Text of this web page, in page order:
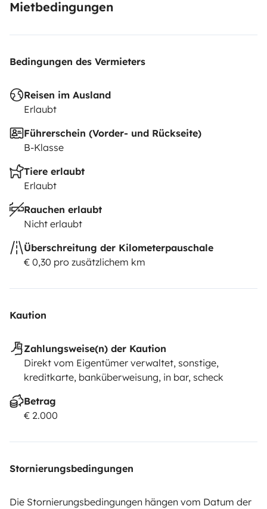
noleggioAnimale30,00 € a noleggio
Mietbedingungen
Bedingungen des Vermieters
Reisen im Ausland
Erlaubt
Führerschein (Vorder- und Rückseite)
B-Klasse
Tiere erlaubt
Erlaubt
Rauchen erlaubt
Nicht erlaubt
Überschreitung der Kilometerpauschale
€ 0,30 pro zusätzlichem km
Kaution
Zahlungsweise(n) der Kaution
Direkt vom Eigentümer verwaltet, sonstige,
kreditkarte, banküberweisung, in bar, scheck
Betrag
€ 2.000
Stornierungsbedingungen
Die Stornierungsbedingungen hängen vom Datum der